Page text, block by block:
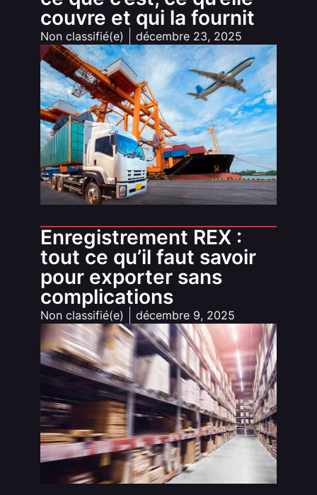
couvre et qui la fournit
Non classifié(e) décembre 23, 2025
Enregistrement REX :
tout ce qu’il faut savoir
pour exporter sans
complications
Non classifié(e) décembre 9, 2025